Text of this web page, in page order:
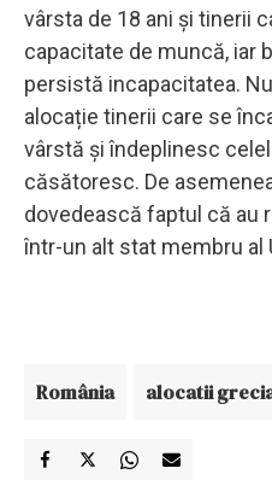
vârsta de 18 ani și tinerii
capacitate de muncă, iar
persistă incapacitatea.
alocație tinerii care se
vârstă și îndeplinesc
căsătoresc. De
dovedească faptul că au
într-un alt stat membru al
România alocatii